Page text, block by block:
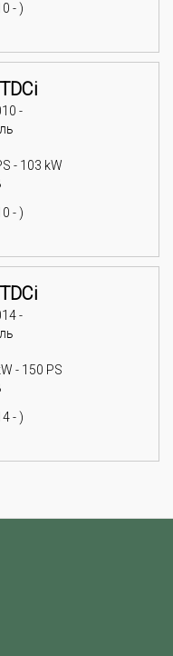
- )
-
- 103 kW
- )
-
- 150 PS
- )